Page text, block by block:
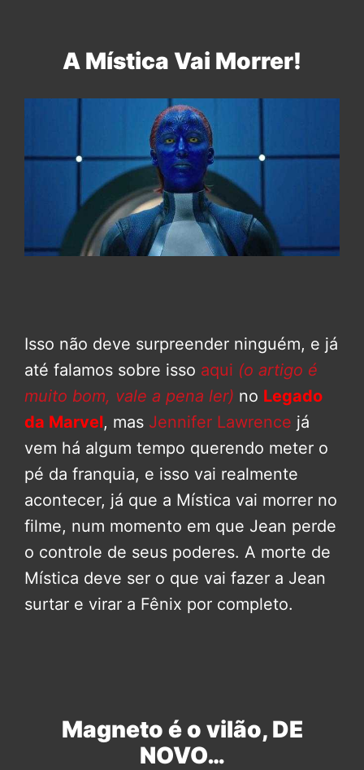
A Mística Vai Morrer!
Isso não deve surpreender ninguém, e já
até falamos sobre isso aqui (o artigo é
muito bom, vale a pena ler) no Legado
da Marvel, mas Jennifer Lawrence já
vem há algum tempo querendo meter o
pé da franquia, e isso vai realmente
acontecer, já que a Mística vai morrer no
filme, num momento em que Jean perde
o controle de seus poderes. A morte de
Mística deve ser o que vai fazer a Jean
surtar e virar a Fênix por completo.
Magneto é o vilão, DE
NOVO…